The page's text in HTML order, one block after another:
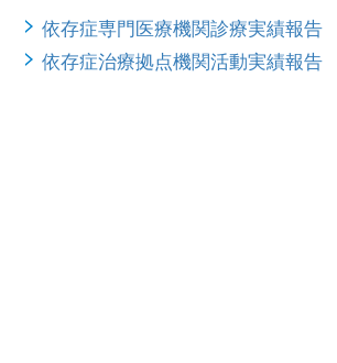
依存症専門医療機関診療実績報告
依存症治療拠点機関活動実績報告